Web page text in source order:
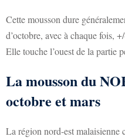
Cette mousson dure
d’octobre, avec à chaque fois,
Elle touche l’ouest de la partie
La mousson du
octobre et mars
La région nord-est malaisienne